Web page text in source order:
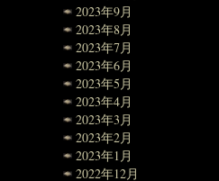
2023年9月
2023年8月
2023年7月
2023年6月
2023年5月
2023年4月
2023年3月
2023年2月
2023年1月
2022年12月